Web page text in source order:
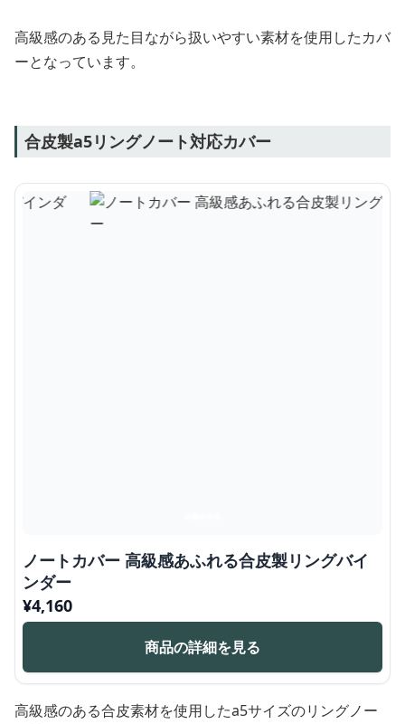
高級感のある見た目ながら扱いやすい素材を使用したカバ
ーとなっています。
合皮製a5リングノート対応カバー
ノートカバー 高級感あふれる合皮製リングバイ
ンダー
¥4,160
商品の詳細を見る
高級感のある合皮素材を使用したa5サイズのリングノー